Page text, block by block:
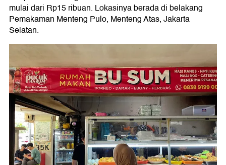
mulai dari Rp15 ribuan. Lokasinya berada di belakang
Pemakaman Menteng Pulo, Menteng Atas, Jakarta
Selatan.